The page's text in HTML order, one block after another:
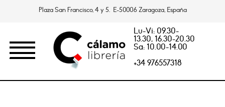
Plaza San Francisco, 4 y 5. E-50006 Zaragoza, España
Lu-Vi: 09.30-
13.30, 16.30-20.30
Sa: 10.00-14.00
+34 976557318